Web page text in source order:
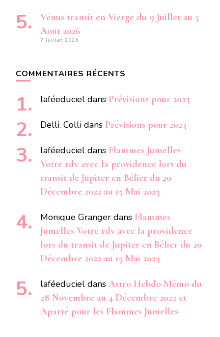
Vénus transit en Vierge du 9 Juillet au 5
Aout 2026
7 juillet 2026
COMMENTAIRES RÉCENTS
laféeduciel dans Prévisions pour 2023
Delli. Colli dans Prévisions pour 2023
laféeduciel dans Flammes Jumelles
Votre rdv avec la providence lors du
transit de Jupiter en Bélier du 20
Décembre 2022 au 15 Mai 2023
Monique Granger dans Flammes
Jumelles Votre rdv avec la providence
lors du transit de Jupiter en Bélier du 20
Décembre 2022 au 15 Mai 2023
laféeduciel dans Astro Hebdo Mémo du
28 Novembre au 4 Décembre 2022 et
Aparté pour les Flammes Jumelles